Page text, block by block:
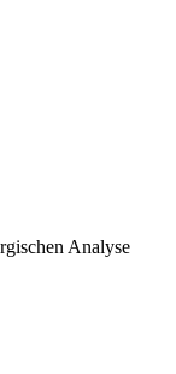
Analyse